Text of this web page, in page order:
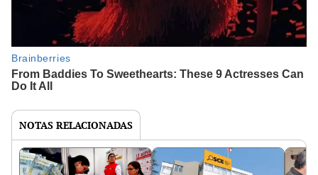
NOTAS RELACIONADAS